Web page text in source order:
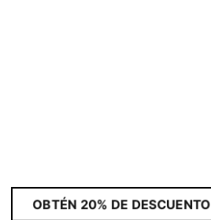
OBTÉN 20% DE DESCUENTO